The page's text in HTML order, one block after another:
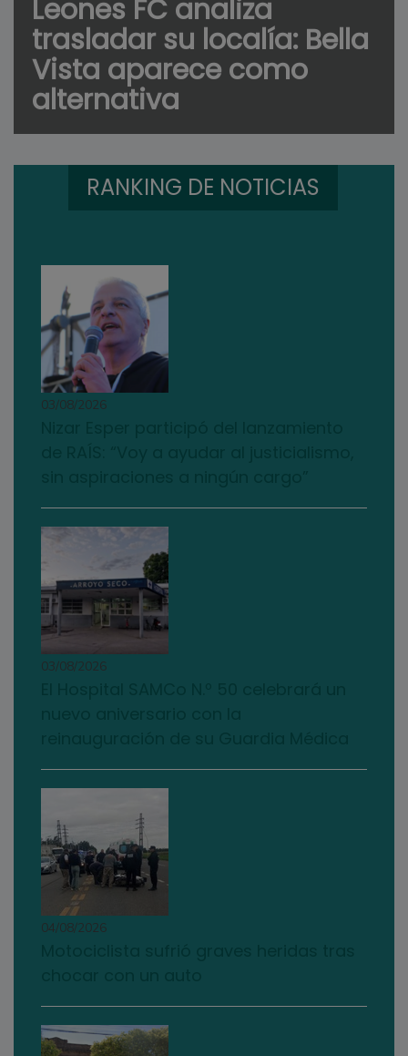
Leones FC analiza
trasladar su localía: Bella
Vista aparece como
alternativa
RANKING DE NOTICIAS
03/08/2026
03/08/2026
04/08/2026